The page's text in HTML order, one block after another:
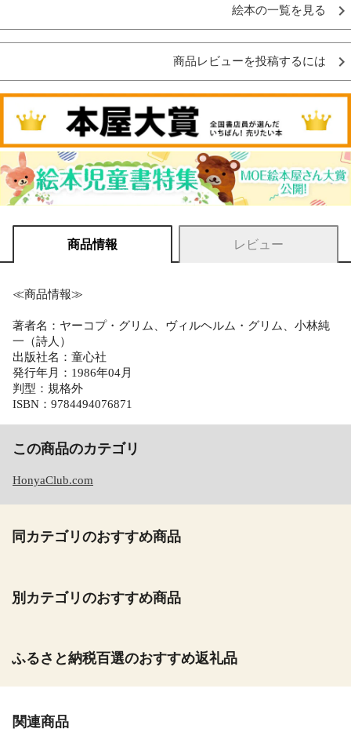
絵本の一覧を見る
商品レビューを投稿するには
商品情報 レビュー
≪商品情報≫
著者名：ヤーコプ・グリム、ヴィルヘルム・グリム、小林純
一（詩人）
出版社名：童心社
発行年月：1986年04月
判型：規格外
ISBN：9784494076871
この商品のカテゴリ
HonyaClub.com
同カテゴリのおすすめ商品
別カテゴリのおすすめ商品
ふるさと納税百選のおすすめ返礼品
関連商品